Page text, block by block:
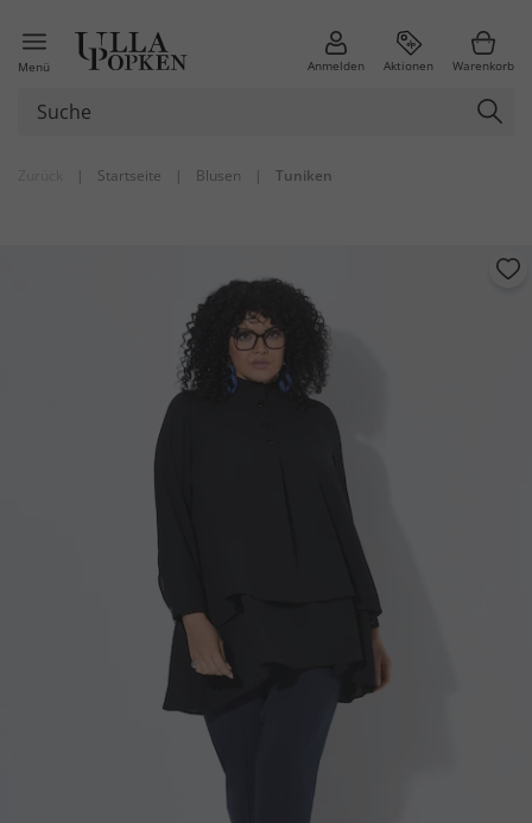
Menü Anmelden Aktionen Warenkorb
| Startseite | Blusen | Tuniken